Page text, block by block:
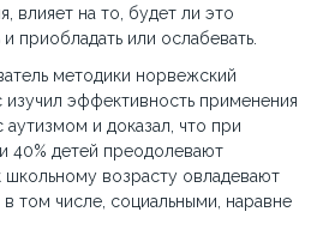
влияет на то, будет ли это
приобладать или ослабевать.
методики норвежский
эффективность применения
и доказал, что при
40% детей преодолевают
школьному возрасту овладевают
том числе, социальными, наравне